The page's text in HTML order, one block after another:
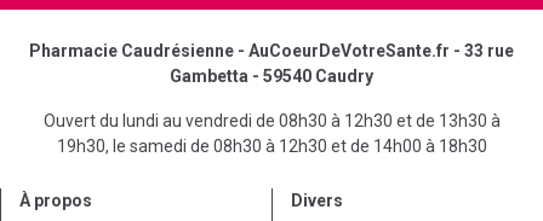
Pharmacie Caudrésienne - AuCoeurDeVotreSante.fr - 33 rue
Gambetta - 59540 Caudry
Ouvert du lundi au vendredi de 08h30 à 12h30 et de 13h30 à
19h30, le samedi de 08h30 à 12h30 et de 14h00 à 18h30
À propos Divers